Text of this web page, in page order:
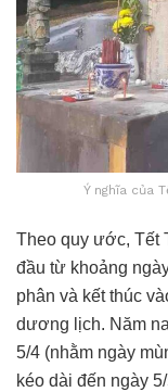
Ý nghĩa của
Theo quy ước, Tết
đầu từ khoảng
phân và kết thúc
dương lịch. Năm
5/4 (nhằm ngày
kéo dài đến ngày